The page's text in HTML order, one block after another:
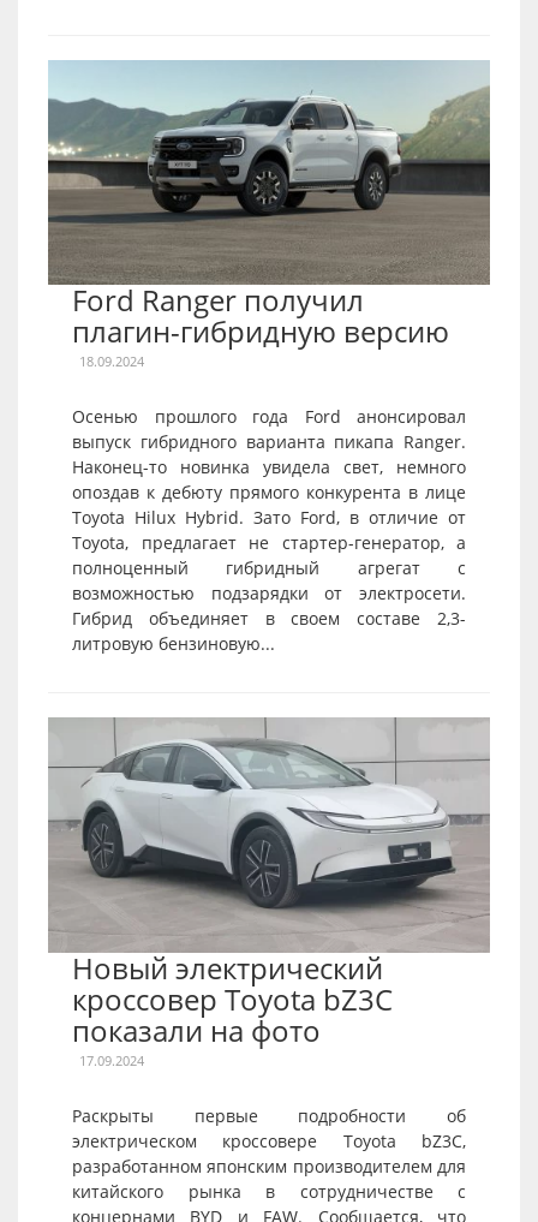
Ford Ranger получил
плагин-гибридную версию
18.09.2024
Осенью прошлого года Ford анонсировал
выпуск гибридного варианта пикапа Ranger.
Наконец-то новинка увидела свет, немного
опоздав к дебюту прямого конкурента в лице
Toyota Hilux Hybrid. Зато Ford, в отличие от
Toyota, предлагает не стартер-генератор, а
полноценный гибридный агрегат с
возможностью подзарядки от электросети.
Гибрид объединяет в своем составе 2,3-
литровую бензиновую...
Новый электрический
кроссовер Toyota bZ3C
показали на фото
17.09.2024
Раскрыты первые подробности об
электрическом кроссовере Toyota bZ3C,
разработанном японским производителем для
китайского рынка в сотрудничестве с
концернами BYD и FAW. Сообщается, что